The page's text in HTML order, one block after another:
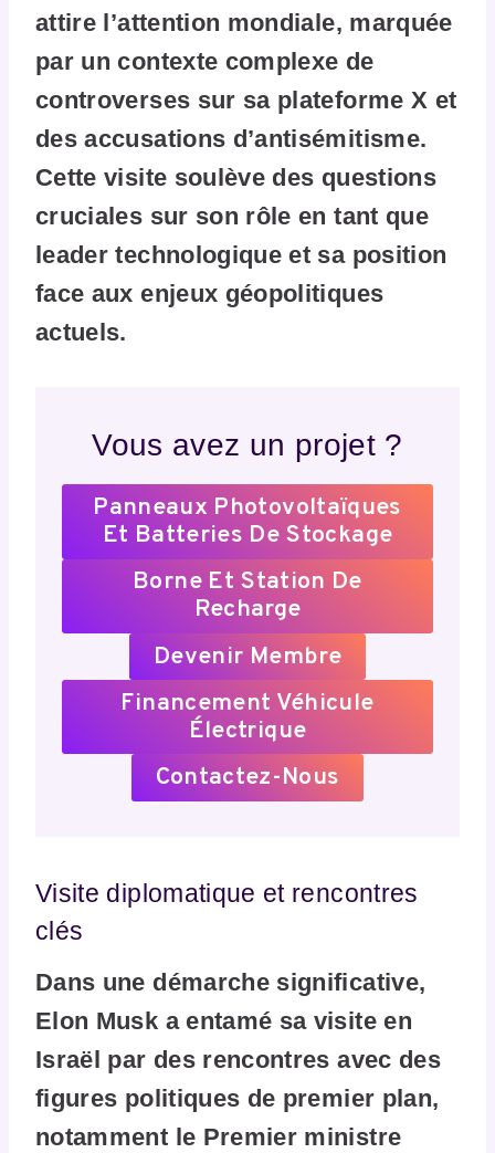
attire l’attention mondiale, marquée
par un contexte complexe de
controverses sur sa plateforme X et
des accusations d’antisémitisme.
Cette visite soulève des questions
cruciales sur son rôle en tant que
leader technologique et sa position
face aux enjeux géopolitiques
actuels.
Vous avez un projet ?
Panneaux Photovoltaïques
Et Batteries De Stockage
Borne Et Station De
Recharge
Devenir Membre
Financement Véhicule
Électrique
Contactez-Nous
Visite diplomatique et rencontres
clés
Dans une démarche significative,
Elon Musk a entamé sa visite en
Israël par des rencontres avec des
figures politiques de premier plan,
notamment le Premier ministre